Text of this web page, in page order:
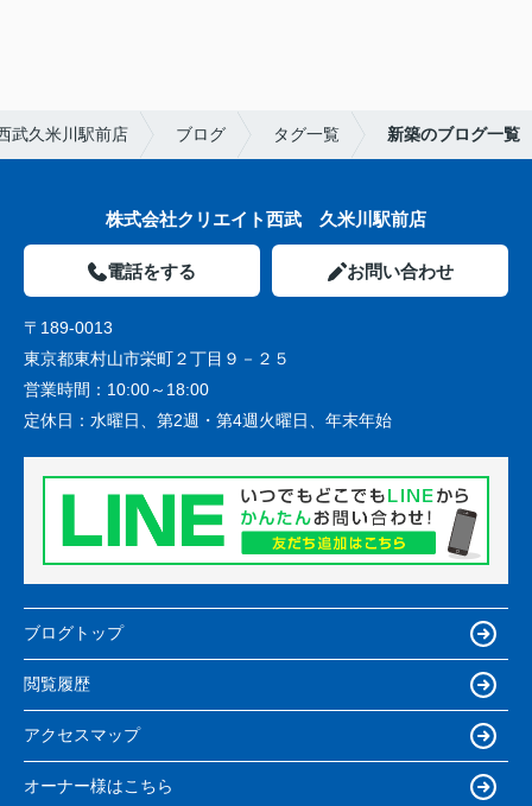
武久米川駅前店 ブログ タグ一覧 新築のブログ一覧
株式会社クリエイト西武 久米川駅前店
電話をする お問い合わせ
〒189-0013
東京都東村山市栄町２丁目９－２５
営業時間： 10:00～18:00
定休日： 水曜日、第2週・第4週火曜日、年末年始
ブログトップ
閲覧履歴
アクセスマップ
オーナー様はこちら